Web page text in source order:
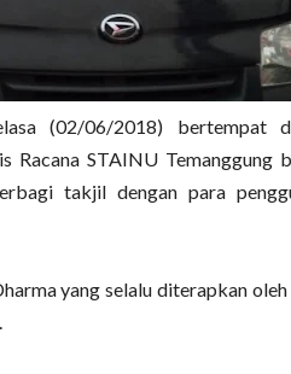
(02/06/2018)
Racana STAINU Temanggung
takjil dengan para
yang selalu diterapkan